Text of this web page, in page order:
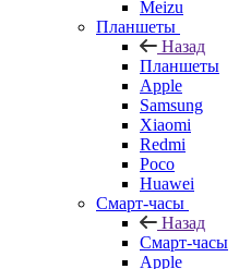
Meizu
Планшеты
Назад
Планшеты
Apple
Samsung
Xiaomi
Redmi
Poco
Huawei
Смарт-часы
Назад
Смарт-часы
Apple